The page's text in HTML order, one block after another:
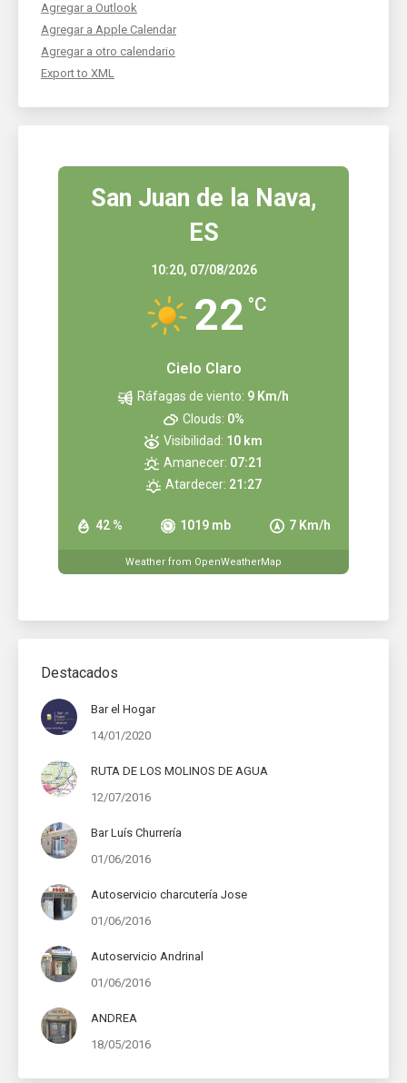
Agregar a Outlook
Agregar a Apple Calendar
Agregar a otro calendario
Export to XML
San Juan de la Nava,
ES
10:20, 07/08/2026
22 °C
Cielo Claro
42 % 1019 mb 7 Km/h
Ráfagas de viento: 9 Km/h
Clouds: 0%
Visibilidad: 10 km
Amanecer: 07:21
Atardecer: 21:27
Weather from OpenWeatherMap
Destacados
Bar el Hogar
14/01/2020
RUTA DE LOS MOLINOS DE AGUA
12/07/2016
Bar Luís Churrería
01/06/2016
Autoservicio charcutería Jose
01/06/2016
Autoservicio Andrinal
01/06/2016
ANDREA
18/05/2016